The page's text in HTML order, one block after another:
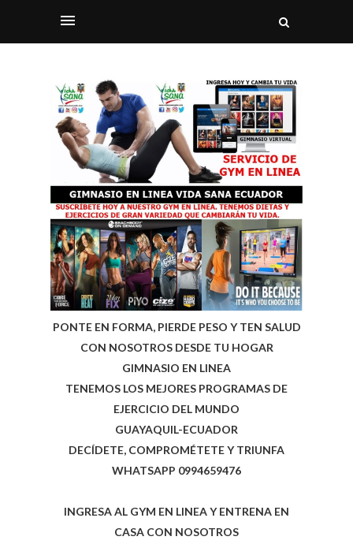
PONTE EN FORMA, PIERDE PESO Y TEN SALUD
CON NOSOTROS DESDE TU HOGAR
GIMNASIO EN LINEA
TENEMOS LOS MEJORES PROGRAMAS DE
EJERCICIO DEL MUNDO
GUAYAQUIL-ECUADOR
DECÍDETE, COMPROMÉTETE Y TRIUNFA
WHATSAPP 0994659476
INGRESA AL GYM EN LINEA Y ENTRENA EN
CASA CON NOSOTROS